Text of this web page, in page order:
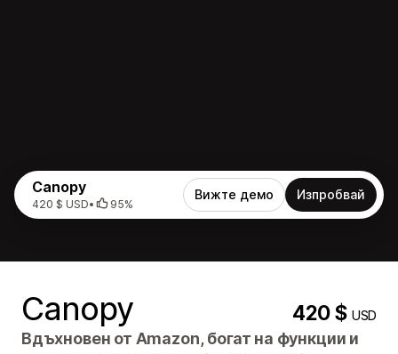
Canopy
420 $ USD• 95%
Вижте демо Изпробвай
Canopy 420 $USD
Вдъхновен от Amazon, богат на функции и